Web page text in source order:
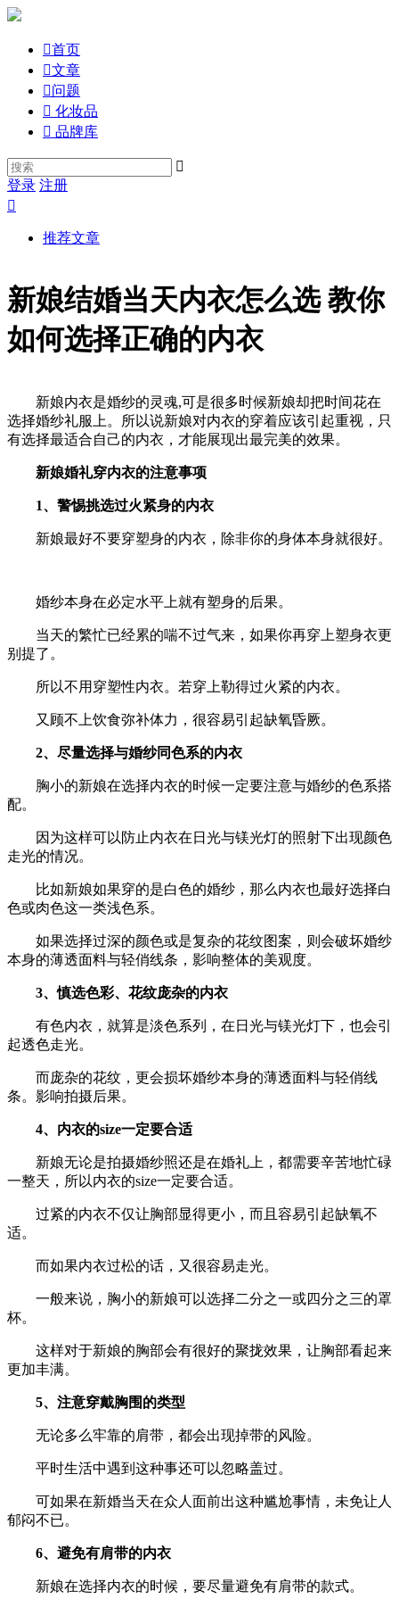
首页
文章
问题
 化妆品
 品牌库

登录 注册

推荐文章
新娘结婚当天内衣怎么选 教你
如何选择正确的内衣
新娘内衣是婚纱的灵魂,可是很多时候新娘却把时间花在
选择婚纱礼服上。所以说新娘对内衣的穿着应该引起重视，只
有选择最适合自己的内衣，才能展现出最完美的效果。
新娘婚礼穿内衣的注意事项
1、警惕挑选过火紧身的内衣
新娘最好不要穿塑身的内衣，除非你的身体本身就很好。
婚纱本身在必定水平上就有塑身的后果。
当天的繁忙已经累的喘不过气来，如果你再穿上塑身衣更
别提了。
所以不用穿塑性内衣。若穿上勒得过火紧的内衣。
又顾不上饮食弥补体力，很容易引起缺氧昏厥。
2、尽量选择与婚纱同色系的内衣
胸小的新娘在选择内衣的时候一定要注意与婚纱的色系搭
配。
因为这样可以防止内衣在日光与镁光灯的照射下出现颜色
走光的情况。
比如新娘如果穿的是白色的婚纱，那么内衣也最好选择白
色或肉色这一类浅色系。
如果选择过深的颜色或是复杂的花纹图案，则会破坏婚纱
本身的薄透面料与轻俏线条，影响整体的美观度。
3、慎选色彩、花纹庞杂的内衣
有色内衣，就算是淡色系列，在日光与镁光灯下，也会引
起透色走光。
而庞杂的花纹，更会损坏婚纱本身的薄透面料与轻俏线
条。影响拍摄后果。
4、内衣的size一定要合适
新娘无论是拍摄婚纱照还是在婚礼上，都需要辛苦地忙碌
一整天，所以内衣的size一定要合适。
过紧的内衣不仅让胸部显得更小，而且容易引起缺氧不
适。
而如果内衣过松的话，又很容易走光。
一般来说，胸小的新娘可以选择二分之一或四分之三的罩
杯。
这样对于新娘的胸部会有很好的聚拢效果，让胸部看起来
更加丰满。
5、注意穿戴胸围的类型
无论多么牢靠的肩带，都会出现掉带的风险。
平时生活中遇到这种事还可以忽略盖过。
可如果在新婚当天在众人面前出这种尴尬事情，未免让人
郁闷不已。
6、避免有肩带的内衣
新娘在选择内衣的时候，要尽量避免有肩带的款式。